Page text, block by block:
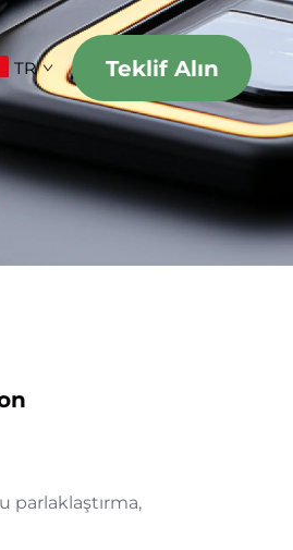
TR Teklif Alın
parlaklaştırma,